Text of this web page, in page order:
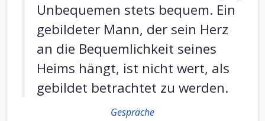
Unbequemen stets bequem. Ein
gebildeter Mann, der sein Herz
an die Bequemlichkeit seines
Heims hängt, ist nicht wert, als
gebildet betrachtet zu werden.
Gespräche